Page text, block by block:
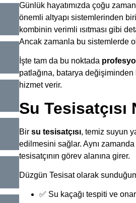
Günlük hayatımızda çoğu
önemli altyapı sistemlerinden
kombinin verimli ısıtması gibi
Ancak zamanla bu sistemlerde
İşte tam da bu noktada
patlağına, batarya
hizmet verir.
Su Tesisatçısı
Bir su tesisatçısı, temiz suyun
edilmesini sağlar. Aynı
tesisatçının görev alanına girer.
Düzgün Tesisat olarak
✅ Su kaçağı tespiti ve